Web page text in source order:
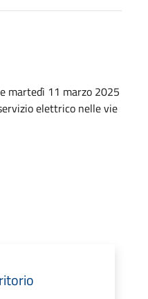
martedì 11 marzo 2025
elettrico nelle vie